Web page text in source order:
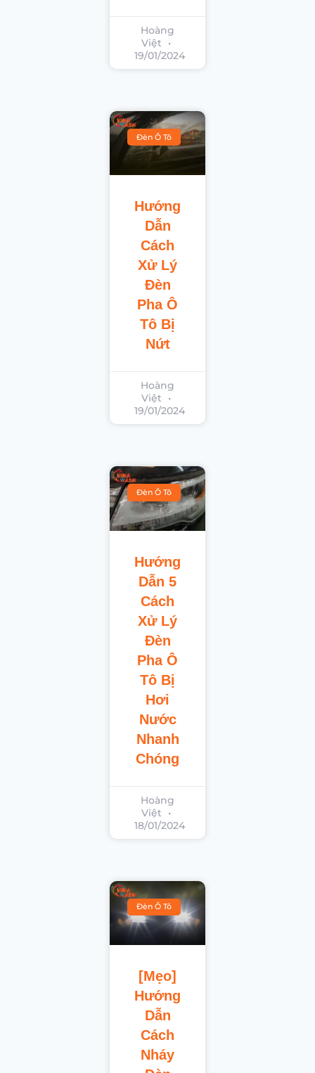
Hoàng
Việt
19/01/2024
Đèn Ô Tô
Hướng
Dẫn
Cách
Xử Lý
Đèn
Pha Ô
Tô Bị
Nứt
Hoàng
Việt
19/01/2024
Đèn Ô Tô
Hướng
Dẫn 5
Cách
Xử Lý
Đèn
Pha Ô
Tô Bị
Hơi
Nước
Nhanh
Chóng
Hoàng
Việt
18/01/2024
Đèn Ô Tô
[Mẹo]
Hướng
Dẫn
Cách
Nháy